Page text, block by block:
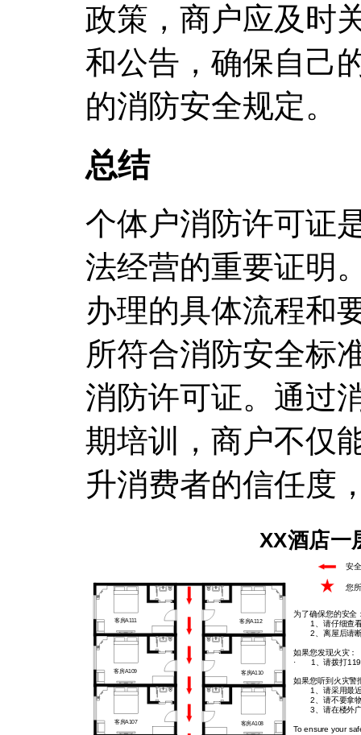
政策，商户应及时
和公告，确保自己
的消防安全规定。
总结
个体户消防许可证
法经营的重要证明
办理的具体流程和
所符合消防安全标
消防许可证。通过
期培训，商户不仅
升消费者的信任度